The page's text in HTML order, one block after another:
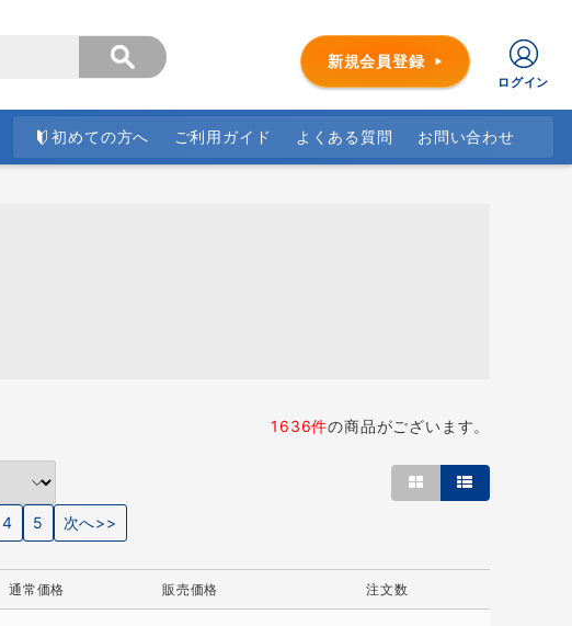
新規会員登録
ログイン
初めての方へ ご利用ガイド よくある質問 お問い合わせ
1636件の商品がございます。
4 5 次へ>>
通常価格 販売価格 注文数